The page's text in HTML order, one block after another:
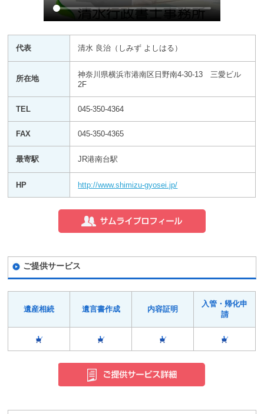
代表 清水 良治（しみず よしはる）
所在地
神奈川県横浜市港南区日野南4-30-13 三愛ビル
2F
TEL 045-350-4364
FAX 045-350-4365
最寄駅 JR港南台駅
HP http://www.shimizu-gyosei.jp/
ご提供サービス
遺産相続 遺言書作成 内容証明
入管・帰化申
請